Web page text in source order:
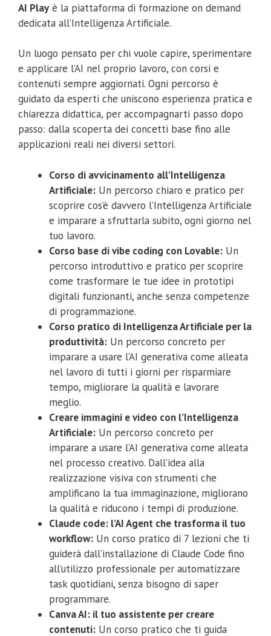
AI Play è la piattaforma di formazione on demand
dedicata all’Intelligenza Artificiale.
Un luogo pensato per chi vuole capire, sperimentare
e applicare l’AI nel proprio lavoro, con corsi e
contenuti sempre aggiornati. Ogni percorso è
guidato da esperti che uniscono esperienza pratica e
chiarezza didattica, per accompagnarti passo dopo
passo: dalla scoperta dei concetti base fino alle
applicazioni reali nei diversi settori.
Corso di avvicinamento all’Intelligenza
Artificiale: Un percorso chiaro e pratico per
scoprire cos’è davvero l’Intelligenza Artificiale
e imparare a sfruttarla subito, ogni giorno nel
tuo lavoro.
Corso base di vibe coding con Lovable: Un
percorso introduttivo e pratico per scoprire
come trasformare le tue idee in prototipi
digitali funzionanti, anche senza competenze
di programmazione.
Corso pratico di Intelligenza Artificiale per la
produttività: Un percorso concreto per
imparare a usare l’AI generativa come alleata
nel lavoro di tutti i giorni per risparmiare
tempo, migliorare la qualità e lavorare
meglio.
Creare immagini e video con l’Intelligenza
Artificiale: Un percorso concreto per
imparare a usare l’AI generativa come alleata
nel processo creativo. Dall’idea alla
realizzazione visiva con strumenti che
amplificano la tua immaginazione, migliorano
la qualità e riducono i tempi di produzione.
Claude code: l’AI Agent che trasforma il tuo
workflow: Un corso pratico di 7 lezioni che ti
guiderà dall’installazione di Claude Code fino
all’utilizzo professionale per automatizzare
task quotidiani, senza bisogno di saper
programmare.
Canva AI: il tuo assistente per creare
contenuti: Un corso pratico che ti guida